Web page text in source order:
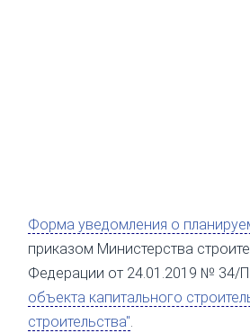
Форма уведомления о
приказом Министерства
Федерации от 24.01.2019 № 34/
объекта капитального
строительства".